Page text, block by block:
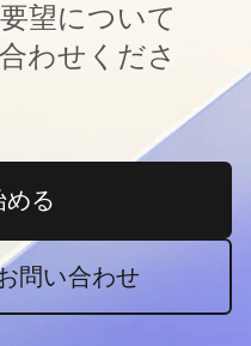
望について
わせくださ
める
しいタブで開く
問い合わせ